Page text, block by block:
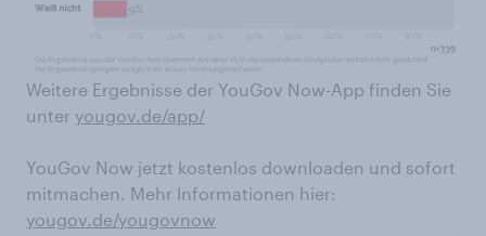
Weitere Ergebnisse der YouGov Now-App finden Sie
unter yougov.de/app/
YouGov Now jetzt kostenlos downloaden und sofort
mitmachen. Mehr Informationen hier:
yougov.de/yougovnow